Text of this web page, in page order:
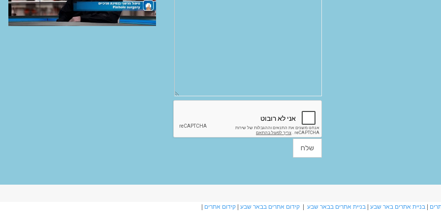
בניית אתרים באר שבע בניית אתרים בבאר שבע קידום אתרים בבאר שבע קידום אתרים